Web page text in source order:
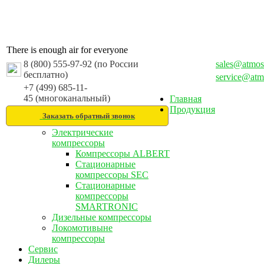
There is enough air for everyone
8 (800) 555-97-92 (по России
бесплатно)
+7 (499) 685-11-
45 (многоканальный)
Заказать обратный звонок
Главная
Продукция
Электрические
компрессоры
Компрессоры ALBERT
Стационарные
компрессоры SEC
Стационарные
компрессоры
SMARTRONIC
Дизельные компрессоры
Локомотивыне
компрессоры
Сервис
Дилеры